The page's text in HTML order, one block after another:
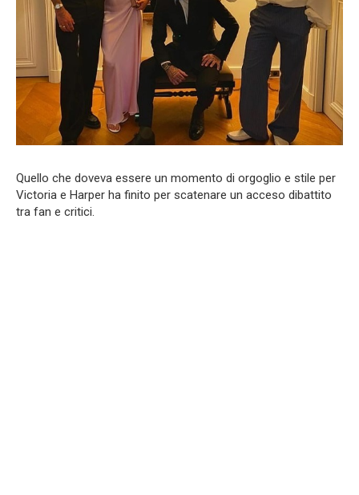
Quello che doveva essere un momento di orgoglio e stile per
Victoria e Harper ha finito per scatenare un acceso dibattito
tra fan e critici.